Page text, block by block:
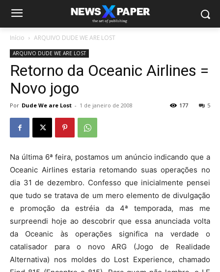
Início ARQUIVO DUDE WE ARE LOST
ARQUIVO DUDE WE ARE LOST
Retorno da Oceanic Airlines =
Novo jogo
Por Dude We are Lost - 1 de janeiro de 2008 5
177
Na última 6ª feira, postamos um anúncio indicando que a
Oceanic Airlines estaria retomando suas operações no
dia 31 de dezembro. Confesso que inicialmente pensei
que tudo se tratava de um mero elemento de divulgação
e promoção da estréia da 4ª temporada, mas me
surpreendi hoje ao descobrir que essa anunciada volta
da Oceanic às operações significa na verdade o
catalisador para o novo ARG (Jogo de Realidade
Alternativa) nos moldes do Lost Experience, chamado